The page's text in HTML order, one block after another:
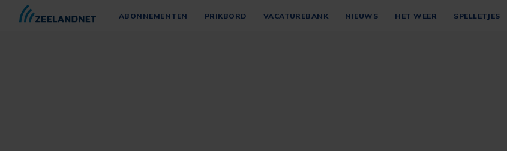
ABONNEMENTEN PRIKBORD VACATUREBANK NIEUWS HET WEER SPELLETJES